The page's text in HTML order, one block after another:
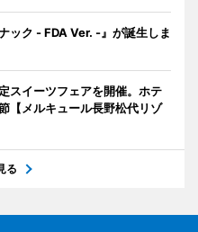
ク - FDA Ver. -』が誕生しま
スイーツフェアを開催。ホテ
【メルキュール長野松代リゾ
る